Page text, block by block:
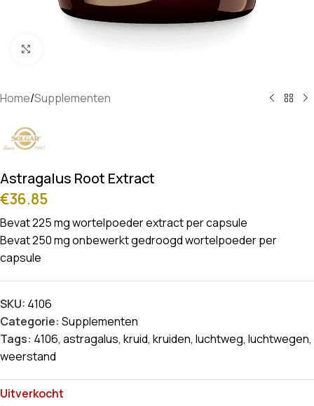
Home/Supplementen
Astragalus Root Extract
€36.85
Bevat 225 mg wortelpoeder extract per capsule
Bevat 250 mg onbewerkt gedroogd wortelpoeder per
capsule
SKU: 4106
Categorie: Supplementen
Tags: 4106, astragalus, kruid, kruiden, luchtweg, luchtwegen,
weerstand
Uitverkocht